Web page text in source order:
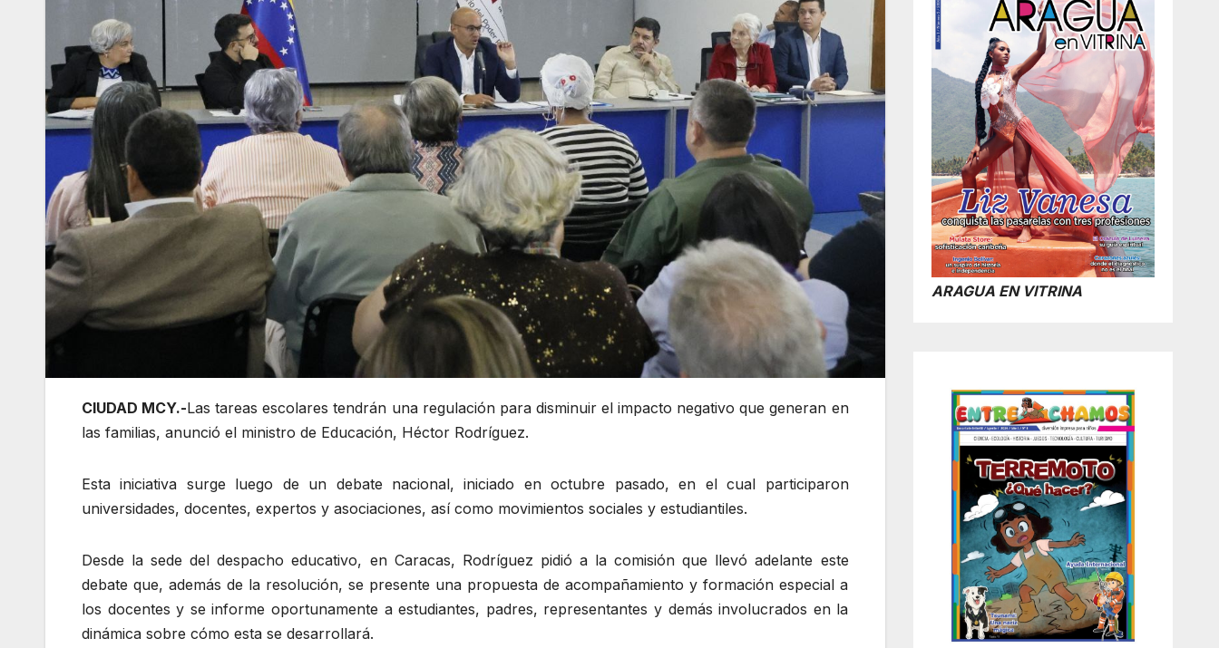
CIUDAD MCY.-Las tareas escolares tendrán una regulación para disminuir el impacto negativo que generan en
las familias, anunció el ministro de Educación, Héctor Rodríguez.
Esta iniciativa surge luego de un debate nacional, iniciado en octubre pasado, en el cual participaron
universidades, docentes, expertos y asociaciones, así como movimientos sociales y estudiantiles.
Desde la sede del despacho educativo, en Caracas, Rodríguez pidió a la comisión que llevó adelante este
debate que, además de la resolución, se presente una propuesta de acompañamiento y formación especial a
los docentes y se informe oportunamente a estudiantes, padres, representantes y demás involucrados en la
dinámica sobre cómo esta se desarrollará.
ARAGUA EN VITRINA